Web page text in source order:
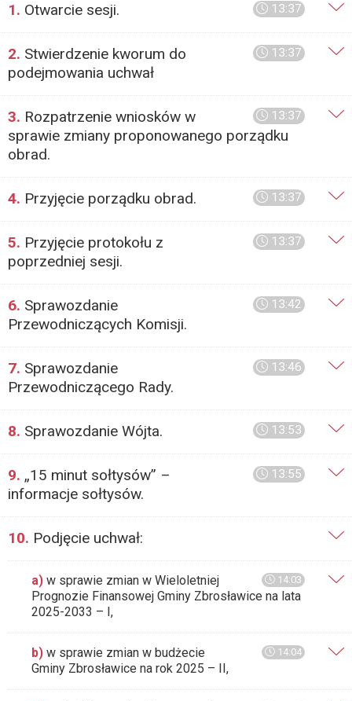
13:37
1. Otwarcie sesji.
13:37
2. Stwierdzenie kworum do
podejmowania uchwał
13:37
3. Rozpatrzenie wniosków w
sprawie zmiany proponowanego porządku
obrad.
13:37
4. Przyjęcie porządku obrad.
13:37
5. Przyjęcie protokołu z
poprzedniej sesji.
13:42
6. Sprawozdanie
Przewodniczących Komisji.
13:46
7. Sprawozdanie
Przewodniczącego Rady.
13:53
8. Sprawozdanie Wójta.
13:55
9. „15 minut sołtysów” –
informacje sołtysów.
10. Podjęcie uchwał:
14:03
a) w sprawie zmian w Wieloletniej
Prognozie Finansowej Gminy Zbrosławice na lata
2025-2033 – I,
14:04
b) w sprawie zmian w budżecie
Gminy Zbrosławice na rok 2025 – II,